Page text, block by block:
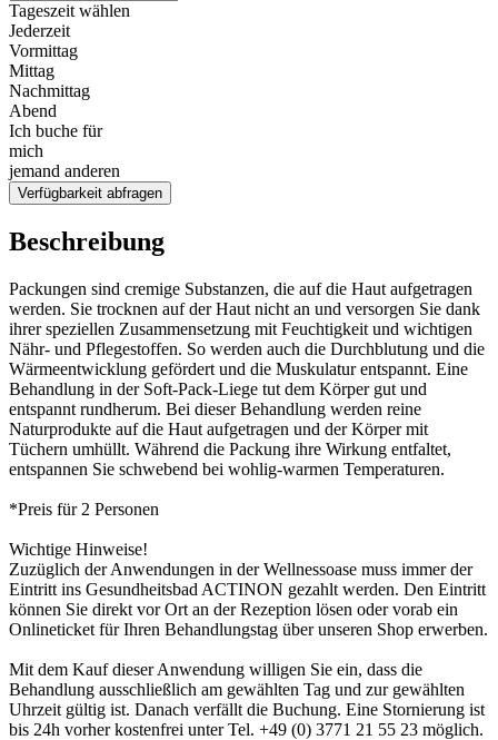
Tageszeit wählen
Jederzeit
Vormittag
Mittag
Nachmittag
Abend
Ich buche für
mich
jemand anderen
Verfügbarkeit abfragen
Beschreibung
Packungen sind cremige Substanzen, die auf die Haut aufgetragen
werden. Sie trocknen auf der Haut nicht an und versorgen Sie dank
ihrer speziellen Zusammensetzung mit Feuchtigkeit und wichtigen
Nähr- und Pflegestoffen. So werden auch die Durchblutung und die
Wärmeentwicklung gefördert und die Muskulatur entspannt. Eine
Behandlung in der Soft-Pack-Liege tut dem Körper gut und
entspannt rundherum. Bei dieser Behandlung werden reine
Naturprodukte auf die Haut aufgetragen und der Körper mit
Tüchern umhüllt. Während die Packung ihre Wirkung entfaltet,
entspannen Sie schwebend bei wohlig-warmen Temperaturen.
*Preis für 2 Personen
Wichtige Hinweise!
Zuzüglich der Anwendungen in der Wellnessoase muss immer der
Eintritt ins Gesundheitsbad ACTINON gezahlt werden. Den Eintritt
können Sie direkt vor Ort an der Rezeption lösen oder vorab ein
Onlineticket für Ihren Behandlungstag über unseren Shop erwerben.
Mit dem Kauf dieser Anwendung willigen Sie ein, dass die
Behandlung ausschließlich am gewählten Tag und zur gewählten
Uhrzeit gültig ist. Danach verfällt die Buchung. Eine Stornierung ist
bis 24h vorher kostenfrei unter Tel. +49 (0) 3771 21 55 23 möglich.